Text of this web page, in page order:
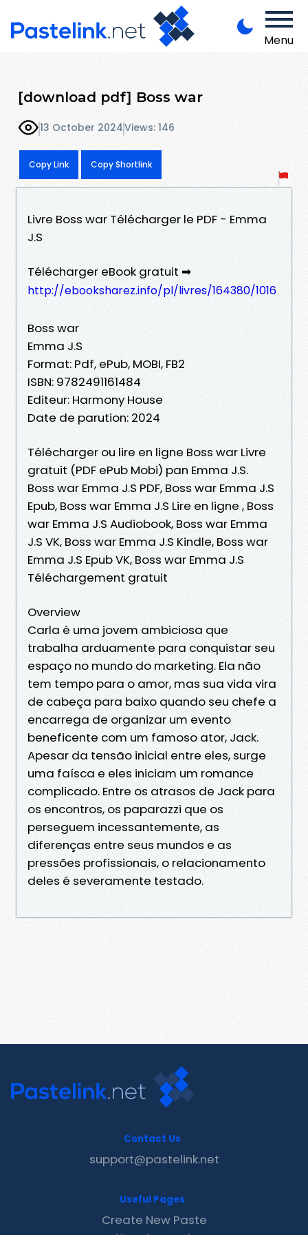
Menu
[download pdf] Boss war
13 October 2024Views: 146
Copy Link Copy Shortlink
Livre Boss war Télécharger le PDF - Emma
J.S
Télécharger eBook gratuit ➡
http://ebooksharez.info/pl/livres/164380/1016
Boss war
Emma J.S
Format: Pdf, ePub, MOBI, FB2
ISBN: 9782491161484
Editeur: Harmony House
Date de parution: 2024
Télécharger ou lire en ligne Boss war Livre
gratuit (PDF ePub Mobi) pan Emma J.S.
Boss war Emma J.S PDF, Boss war Emma J.S
Epub, Boss war Emma J.S Lire en ligne , Boss
war Emma J.S Audiobook, Boss war Emma
J.S VK, Boss war Emma J.S Kindle, Boss war
Emma J.S Epub VK, Boss war Emma J.S
Téléchargement gratuit
Overview
Carla é uma jovem ambiciosa que
trabalha arduamente para conquistar seu
espaço no mundo do marketing. Ela não
tem tempo para o amor, mas sua vida vira
de cabeça para baixo quando seu chefe a
encarrega de organizar um evento
beneficente com um famoso ator, Jack.
Apesar da tensão inicial entre eles, surge
uma faísca e eles iniciam um romance
complicado. Entre os atrasos de Jack para
os encontros, os paparazzi que os
perseguem incessantemente, as
diferenças entre seus mundos e as
pressões profissionais, o relacionamento
deles é severamente testado.
Contact Us
support@pastelink.net
Useful Pages
Create New Paste